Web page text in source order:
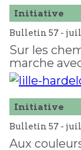
Initiative
Bulletin 57 -
Sur les
marche
Initiative
Bulletin 57 -
Aux